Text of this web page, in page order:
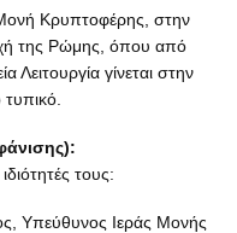
Κρυπτοφέρης, στην
της Ρώμης, όπου από
Λειτουργία γίνεται στην
τους:
Υπεύθυνος Ιεράς Μονής